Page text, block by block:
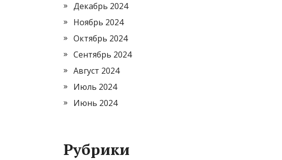
Декабрь 2024
Ноябрь 2024
Октябрь 2024
Сентябрь 2024
Август 2024
Июль 2024
Июнь 2024
Рубрики